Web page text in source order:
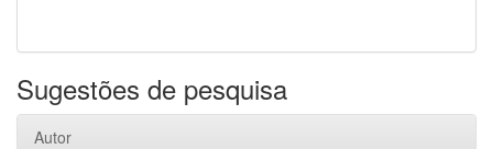
Sugestões de pesquisa
Autor